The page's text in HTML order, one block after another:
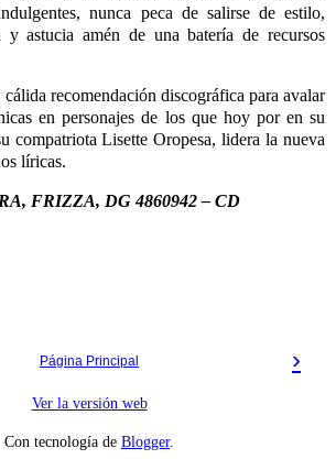
nunca peca de salirse de estilo,
y astucia amén de una batería de recursos
cálida recomendación discográfica para avalar
en personajes de los que hoy por en su
compatriota Lisette Oropesa, lidera la nueva
líricas.
FRIZZA, DG 4860942 – CD
›
Página Principal
Ver la versión web
Con tecnología de Blogger.